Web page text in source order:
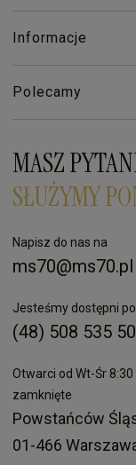
Informacje
Polecamy
MASZ
SŁUŻYMY
Napisz do nas na
ms70@ms70.pl
Jesteśmy dostępni
(48) 508 535
Otwarci od Wt-Śr
zamknięte
Powstańców
01-466